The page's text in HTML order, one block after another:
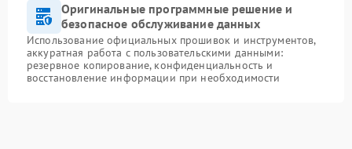
Оригинальные программные решение и
безопасное обслуживание данных
Использование официальных прошивок и инструментов,
аккуратная работа с пользовательскими данными:
резервное копирование, конфиденциальность и
восстановление информации при необходимости